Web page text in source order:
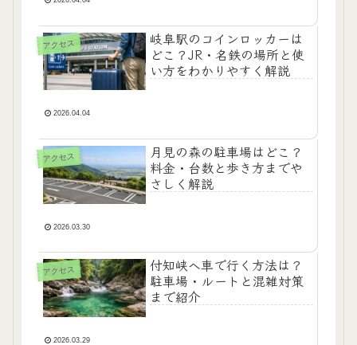
アクセス
岐阜駅のコインロッカーは
どこ？JR・名鉄の場所と使
い方をわかりやすく解説
2026.04.04
アクセス
月見の森の駐車場はどこ？
料金・台数と歩き方までや
さしく解説
2026.03.30
アクセス
付知峡へ車で行く方法は？
駐車場・ルートと混雑対策
まで紹介
2026.03.29